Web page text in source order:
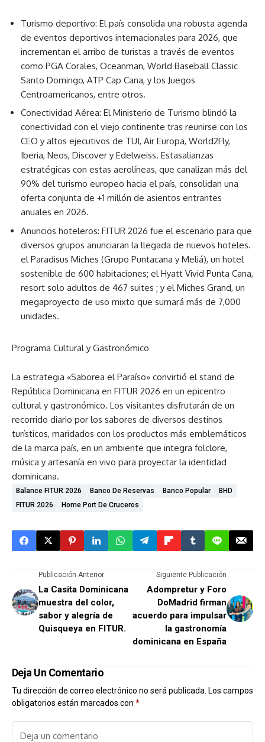
Turismo deportivo: El país consolida una robusta agenda
de eventos deportivos internacionales para 2026, que
incrementan el arribo de turistas a través de eventos
como PGA Corales, Oceanman, World Baseball Classic
Santo Domingo, ATP Cap Cana, y los Juegos
Centroamericanos, entre otros.
Conectividad Aérea: El Ministerio de Turismo blindó la
conectividad con el viejo continente tras reunirse con los
CEO y altos ejecutivos de TUI, Air Europa, World2Fly,
Iberia, Neos, Discover y Edelweiss. Estasalianzas
estratégicas con estas aerolíneas, que canalizan más del
90% del turismo europeo hacia el país, consolidan una
oferta conjunta de +1 millón de asientos entrantes
anuales en 2026.
Anuncios hoteleros: FITUR 2026 fue el escenario para que
diversos grupos anunciaran la llegada de nuevos hoteles.
el Paradisus Miches (Grupo Puntacana y Meliá), un hotel
sostenible de 600 habitaciones; el Hyatt Vivid Punta Cana,
resort solo adultos de 467 suites ; y el Miches Grand, un
megaproyecto de uso mixto que sumará más de 7,000
unidades.
Programa Cultural y Gastronómico
La estrategia «Saborea el Paraíso» convirtió el stand de
República Dominicana en FITUR 2026 en un epicentro
cultural y gastronómico. Los visitantes disfrutarán de un
recorrido diario por los sabores de diversos destinos
turísticos, maridados con los productos más emblemáticos
de la marca país, en un ambiente que integra folclore,
música y artesanía en vivo para proyectar la identidad
dominicana.
Balance FITUR 2026 Banco De Reservas Banco Popular
BHD
FITUR 2026
Home Port De Cruceros
Publicación Anterior
La Casita Dominicana
muestra del color,
sabor y alegría de
Quisqueya en FITUR.
Siguiente Publicación
Adompretur y Foro
DoMadrid firman
acuerdo para impulsar
la gastronomía
dominicana en España
Deja Un Comentario
Tu dirección de correo electrónico no será publicada. Los campos
obligatorios están marcados con *